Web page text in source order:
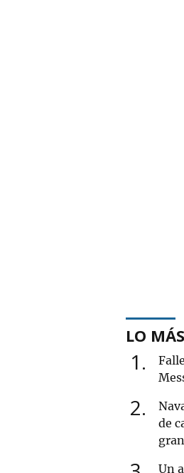
LO
1
2
de
Un